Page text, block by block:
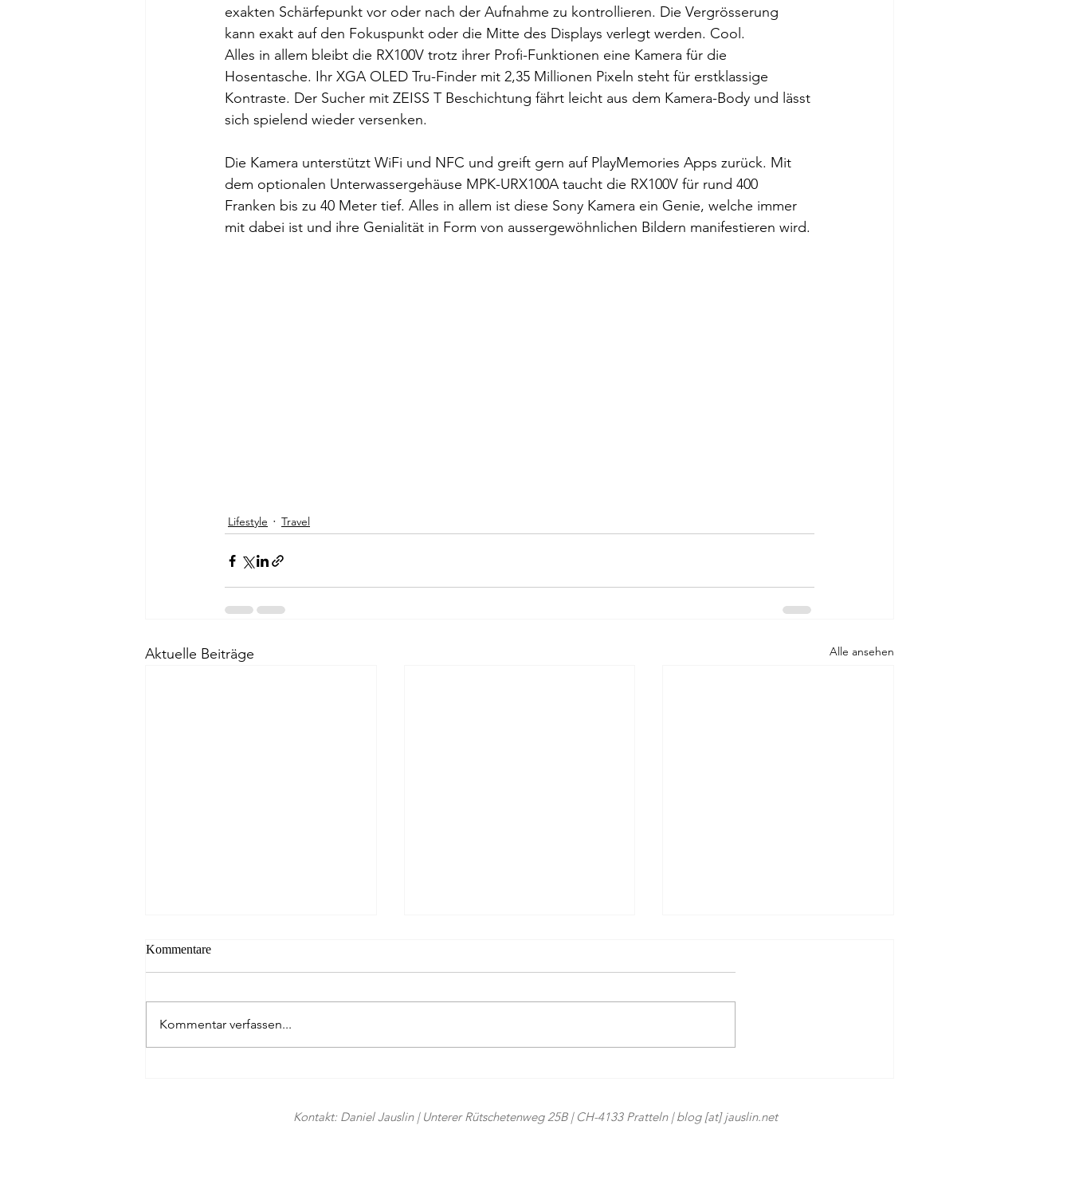
exakten Schärfepunkt vor oder nach der Aufnahme zu kontrollieren. Die Vergrösserung
kann exakt auf den Fokuspunkt oder die Mitte des Displays verlegt werden. Cool.
Alles in allem bleibt die RX100V trotz ihrer Profi-Funktionen eine Kamera für die
Hosentasche. Ihr XGA OLED Tru-Finder mit 2,35 Millionen Pixeln steht für erstklassige
Kontraste. Der Sucher mit ZEISS T Beschichtung fährt leicht aus dem Kamera-Body und lässt
sich spielend wieder versenken.
Die Kamera unterstützt WiFi und NFC und greift gern auf PlayMemories Apps zurück. Mit
dem optionalen Unterwassergehäuse MPK-URX100A taucht die RX100V für rund 400
Franken bis zu 40 Meter tief. Alles in allem ist diese Sony Kamera ein Genie, welche immer
mit dabei ist und ihre Genialität in Form von aussergewöhnlichen Bildern manifestieren wird.
Lifestyle Travel
Aktuelle Beiträge Alle ansehen
Kommentare
Kommentar verfassen...
Kontakt: Daniel Jauslin | Unterer Rütschetenweg 25B | CH-4133 Pratteln | blog [at] jauslin.net